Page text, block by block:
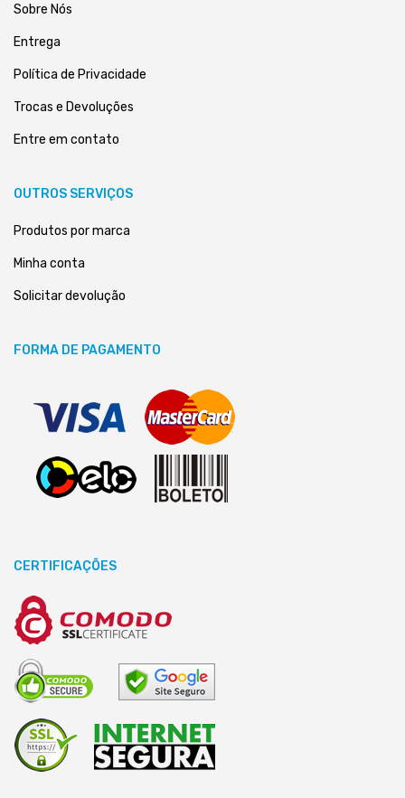
Sobre Nós
Entrega
Política de Privacidade
Trocas e Devoluções
Entre em contato
OUTROS SERVIÇOS
Produtos por marca
Minha conta
Solicitar devolução
FORMA DE PAGAMENTO
CERTIFICAÇÕES